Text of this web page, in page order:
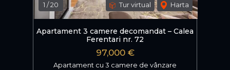
1 /20 Tur virtual Harta
Apartament 3 camere decomandat – Calea
Ferentari nr. 72
97,000 €
Apartament cu 3 camere de vânzare